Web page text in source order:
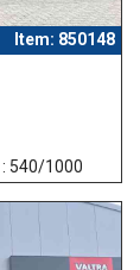
Item: 850148
: 540/1000